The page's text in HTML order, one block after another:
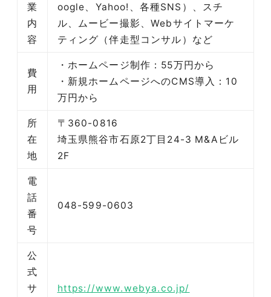
業
内
容
oogle、Yahoo!、各種SNS）、スチ
ル、ムービー撮影、Webサイトマーケ
ティング（伴走型コンサル）など
費
用
・ホームページ制作：55万円から
・新規ホームページへのCMS導入：10
万円から
所
在
地
〒360-0816
埼玉県熊谷市石原2丁目24-3 M&Aビル
2F
電
話
番
号
048-599-0603
公
式
サ
https://www.webya.co.jp/